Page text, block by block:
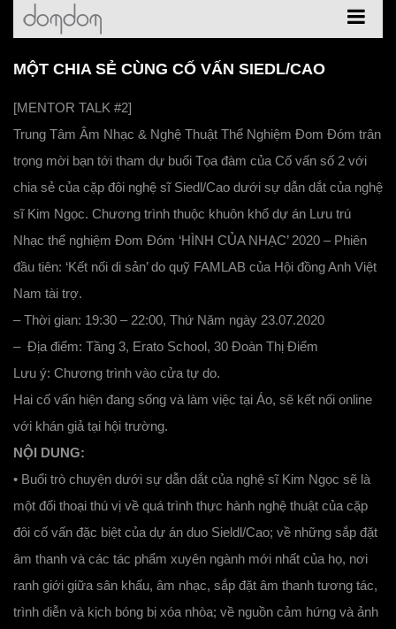
MỘT CHIA SẺ CÙNG CỐ VẤN SIEDL/CAO
[MENTOR TALK #2]
Trung Tâm Âm Nhạc & Nghệ Thuật Thể Nghiệm Đom Đóm trân
trọng mời bạn tới tham dự buổi Tọa đàm của Cố vấn số 2 với
chia sẻ của cặp đôi nghệ sĩ Siedl/Cao dưới sự dẫn dắt của nghệ
sĩ Kim Ngọc. Chương trình thuộc khuôn khổ dự án Lưu trú
Nhạc thể nghiệm Đom Đóm ‘HÌNH CỦA NHẠC’ 2020 – Phiên
đầu tiên: ‘Kết nối di sản’do quỹ FAMLAB của Hội đồng Anh Việt
Nam tài trợ.
–Thời gian: 19:30 – 22:00, Thứ Năm ngày 23.07.2020
– Địa điểm: Tầng 3, Erato School, 30 Đoàn Thị Điểm
Lưu ý: Chương trình vào cửa tự do.
Hai cố vấn hiện đang sống và làm việc tại Áo, sẽ kết nối online
với khán giả tại hội trường.
NỘI DUNG:
• Buổi trò chuyện dưới sự dẫn dắt của nghệ sĩ Kim Ngọc sẽ là
một đối thoại thú vị về quá trình thực hành nghệ thuật của cặp
đôi cố vấn đặc biệt của dự án duo Sieldl/Cao; về những sắp đặt
âm thanh và các tác phẩm xuyên ngành mới nhất của họ, nơi
ranh giới giữa sân khấu, âm nhạc, sắp đặt âm thanh tương tác,
trình diễn và kịch bóng bị xóa nhòa; về nguồn cảm hứng và ảnh